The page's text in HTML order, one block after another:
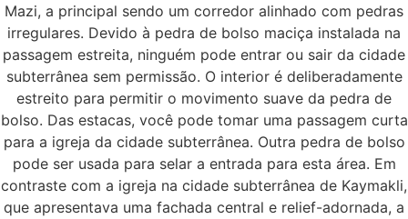
Mazi, a principal sendo um corredor alinhado com pedras
irregulares. Devido à pedra de bolso maciça instalada na
passagem estreita, ninguém pode entrar ou sair da cidade
subterrânea sem permissão. O interior é deliberadamente
estreito para permitir o movimento suave da pedra de
bolso. Das estacas, você pode tomar uma passagem curta
para a igreja da cidade subterrânea. Outra pedra de bolso
pode ser usada para selar a entrada para esta área. Em
contraste com a igreja na cidade subterrânea de Kaymakli,
que apresentava uma fachada central e relief-adornada, a